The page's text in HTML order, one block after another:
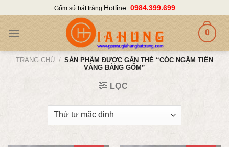
content
Gốm sứ bát tràng Hotline: 0984.399.699
0
TRANG CHỦ / SẢN PHẨM ĐƯỢC GẮN THẺ “CÓC NGẬM TIỀN
VÀNG BẰNG GỐM”
LỌC